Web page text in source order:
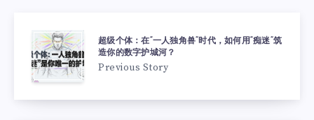
超级个体：在“一人独角兽”时代，如何用“痴迷”筑
造你的数字护城河？
Previous Story